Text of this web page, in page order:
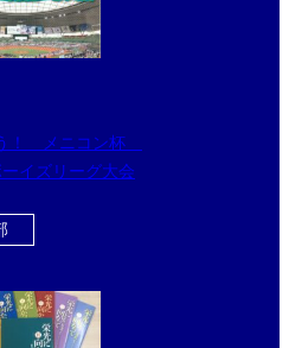
！ メニコン杯
イズリーグ大会